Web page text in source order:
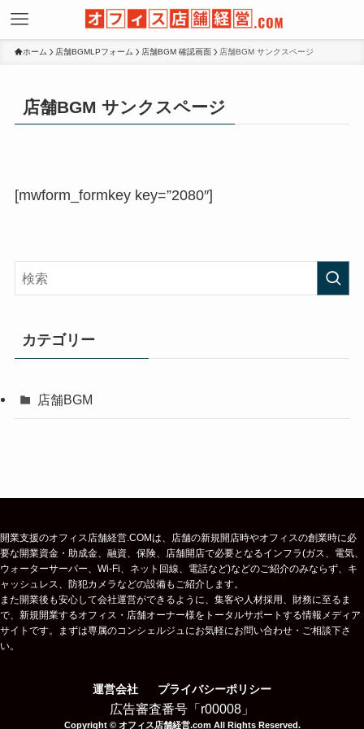
ホーム 店舗BGMLPフォーム 店舗BGM 確認画面 店舗BGM サンクスページ
店舗BGM サンクスページ
[mwform_formkey key=”2080″]
カテゴリー
店舗BGM
開業支援のオフィス店舗経営.COMは、店舗の新規開店時やオフィスの創業時に必
要な開業資金・助成金、融資、保険、店舗開店で必要となるインフラ(ガス、電気、
ウォーターサーバー、Wi-Fi、ネット回線、電話など)などのご紹介のみならず、キ
ャッシュレス、防犯カメラなどの設備もご紹介します。
また開業後も安心して会社運営ができるように、集客や人材採用、財務に至るま
で、新規開業するオフィス・店舗オーナー様をトータルサポートする情報メディア
サイトです。まずは専属のコンシェルジュにお気軽にお問い合わせ・ご相談下さ
い。
運営会社 プライバシーポリシー
広告審査番号「r00008」
Copyright © オフィス店舗経営.com All Rights Reserved.